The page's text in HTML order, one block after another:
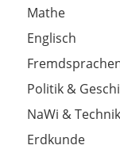
Mathe
Englisch
Politik &
NaWi & Technik
Erdkunde